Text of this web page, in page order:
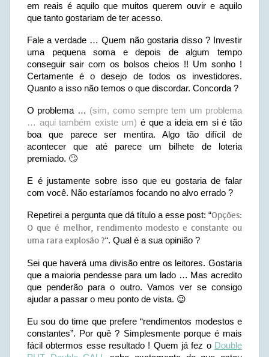
em reais é aquilo que muitos querem ouvir e aquilo
que tanto gostariam de ter acesso.
Fale a verdade … Quem não gostaria disso ? Investir
uma pequena soma e depois de algum tempo
conseguir sair com os bolsos cheios !! Um sonho !
Certamente é o desejo de todos os investidores.
Quanto a isso não temos o que discordar. Concorda ?
O problema … (sim, como sempre tem um problema
… aqui também existe um) é que a ideia em si é tão
boa que parece ser mentira. Algo tão difícil de
acontecer que até parece um bilhete de loteria
premiado. 🙄
E é justamente sobre isso que eu gostaria de falar
com você. Não estaríamos focando no alvo errado ?
Repetirei a pergunta que dá título a esse post: “Opções:
O que é melhor, rendimento modesto e constante ou
uma rara explosão ?“. Qual é a sua opinião ?
Sei que haverá uma divisão entre os leitores. Gostaria
que a maioria pendesse para um lado … Mas acredito
que penderão para o outro. Vamos ver se consigo
ajudar a passar o meu ponto de vista. 😉
Eu sou do time que prefere “rendimentos modestos e
constantes”. Por quê ? Simplesmente porque é mais
fácil obtermos esse resultado ! Quem já fez o Double